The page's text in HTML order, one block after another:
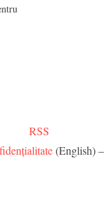
RSS
(English) –